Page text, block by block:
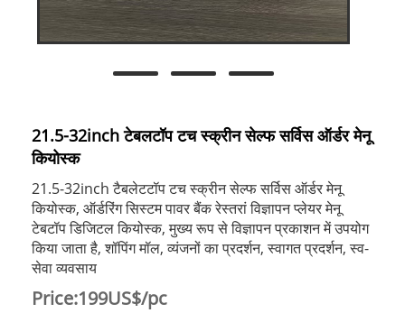
21.5-32inch टेबलटॉप टच स्क्रीन सेल्फ सर्विस ऑर्डर मेनू
कियोस्क
21.5-32inch टैबलेटटॉप टच स्क्रीन सेल्फ सर्विस ऑर्डर मेनू
कियोस्क, ऑर्डरिंग सिस्टम पावर बैंक रेस्तरां विज्ञापन प्लेयर मेनू
टेबटॉप डिजिटल कियोस्क, मुख्य रूप से विज्ञापन प्रकाशन में उपयोग
किया जाता है, शॉपिंग मॉल, व्यंजनों का प्रदर्शन, स्वागत प्रदर्शन, स्व-
सेवा व्यवसाय
Price:199US$/pc